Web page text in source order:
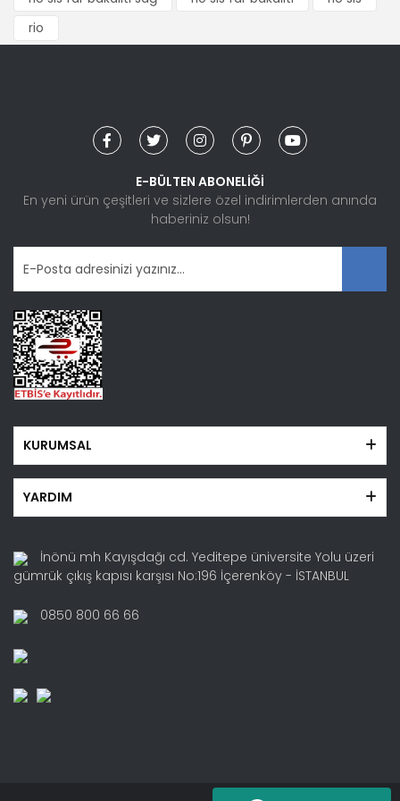
rio
E-BÜLTEN ABONELİĞİ
En yeni ürün çeşitleri ve sizlere özel indirimlerden anında
haberiniz olsun!
KURUMSAL
YARDIM
İnönü mh Kayışdağı cd. Yeditepe üniversite Yolu üzeri
gümrük çıkış kapısı karşısı No:196 İçerenköy - İSTANBUL
0850 800 66 66